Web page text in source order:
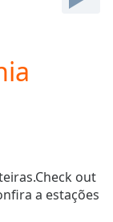
out
a estações